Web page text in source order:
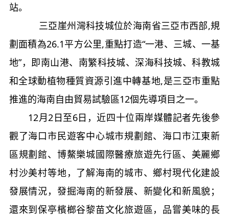
站。
三亞崖州灣科技城位於海南省三亞市西部,規
劃面積為26.1平方公里,重點打造“一港、三城、一基
地”，即南山港、南繁科技城、深海科技城、科教城
和全球動植物種質資源引進中轉基地,是三亞市重點
推進的海南自由貿易試驗區12個先導項目之一。
12月2日至6日，近四十位兩岸媒體記者先後參
觀了海口市民遊客中心城市規劃館、海口市江東新
區規劃館、博鰲樂城國際醫療旅遊先行區、美麗鄉
村沙美村等地，了解海南的城市、鄉村現代化建設
發展情況，發掘海南的新發展、新變化和新風貌；
還來到保亭檳榔谷黎苗文化旅遊區，品嘗美味的長